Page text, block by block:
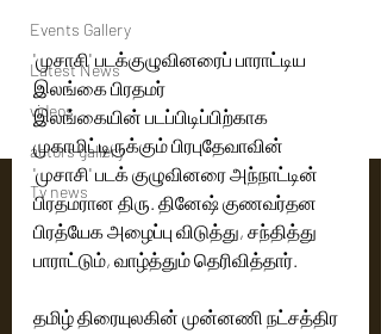
Events Gallery
Latest News
videos
actors gallery
Tv news
'முசாசி' படக்குழுவினரைப் பாராட்டிய
இலங்கை பிரதமர்
இலங்கையின் படப்பிடிப்பிற்காக
முகாமிட்டிருக்கும் பிரபுதேவாவின்
'முசாசி' படக் குழுவினரை அந்நாட்டின்
பிரதமரான திரு. தினேஷ் குணவர்தன
பிரத்யேக அழைப்பு விடுத்து, சந்தித்து
பாராட்டும், வாழ்த்தும் தெரிவித்தார்.
தமிழ் திரையுலகின் முன்னணி நட்சத்திர